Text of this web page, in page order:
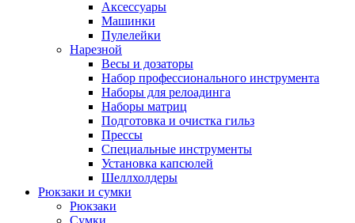
Аксессуары
Машинки
Пулелейки
Нарезной
Весы и дозаторы
Набор профессионального инструмента
Наборы для релоадинга
Наборы матриц
Подготовка и очистка гильз
Прессы
Специальные инструменты
Установка капсюлей
Шеллхолдеры
Рюкзаки и сумки
Рюкзаки
Сумки